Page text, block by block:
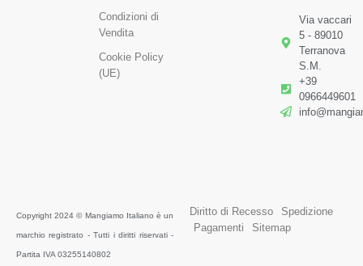
Condizioni di
Vendita
Cookie Policy
(UE)
Via vaccari
5 - 89010
Terranova
S.M.
+39
0966449601
Copyright 2024 © Mangiamo Italiano è un
marchio registrato - Tutti i diritti riservati -
Partita IVA 03255140802
Diritto di Recesso
Spedizione
Pagamenti
Sitemap